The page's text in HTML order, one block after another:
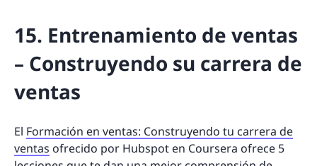
15. Entrenamiento de ventas
– Construyendo su carrera de
ventas
El Formación en ventas: Construyendo tu carrera de
ventas ofrecido por Hubspot en Coursera ofrece 5